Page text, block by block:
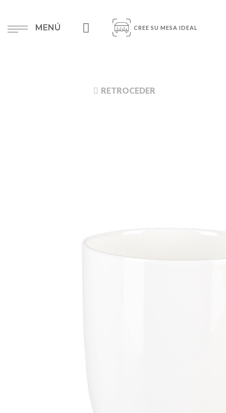
MENÚ CREE SU MESA IDEAL
RETROCEDER